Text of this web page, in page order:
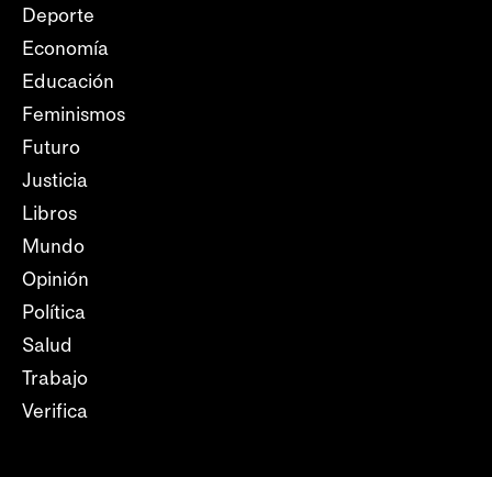
Deporte
Economía
Educación
Feminismos
Futuro
Justicia
Libros
Mundo
Opinión
Política
Salud
Trabajo
Verifica